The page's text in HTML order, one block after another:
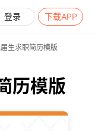
登录 下载APP
生求职简历模版
历模版